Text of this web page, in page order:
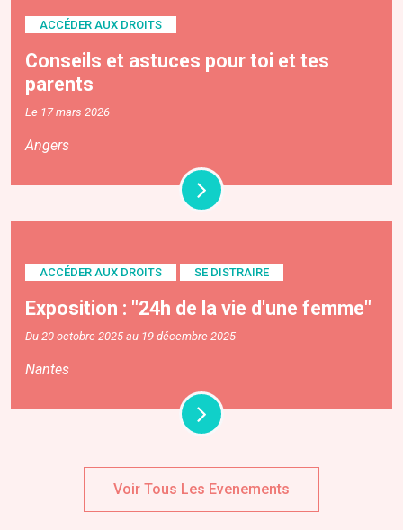
ACCÉDER AUX DROITS
Conseils et astuces pour toi et tes
parents
Le 17 mars 2026
Angers
ACCÉDER AUX DROITS SE DISTRAIRE
Exposition : "24h de la vie d'une femme"
Du 20 octobre 2025 au 19 décembre 2025
Nantes
Voir Tous Les Evenements